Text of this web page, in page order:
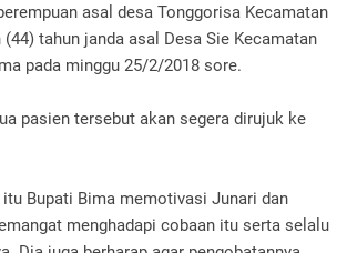
asal desa Tonggorisa Kecamatan
tahun janda asal Desa Sie Kecamatan
pada minggu 25/2/2018 sore.
pasien tersebut akan segera dirujuk ke
Bupati Bima memotivasi Junari dan
menghadapi cobaan itu serta selalu